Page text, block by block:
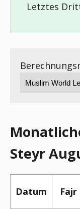
Letztes
Steyr
Datum Fajr